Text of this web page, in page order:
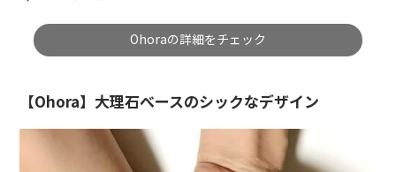
Ohoraの詳細をチェック
【Ohora】大理石べースのシックなデザイン